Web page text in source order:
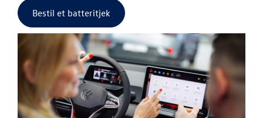
Hjulskifte
SKADECENTER
TILBEHØR
Bestil et batteritjek